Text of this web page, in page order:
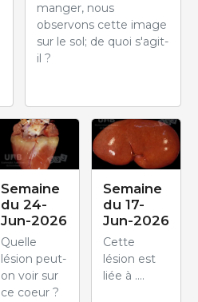
manger, nous
observons cette image
sur le sol; de quoi s'agit-
il ?
Semaine
du 24-
Jun-2026
Quelle
lésion peut-
on voir sur
ce coeur ?
Semaine
du 17-
Jun-2026
Cette
lésion est
liée à ....